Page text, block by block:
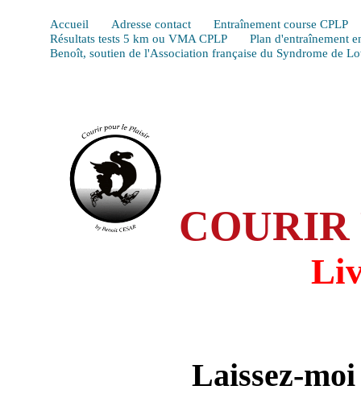
Accueil Adresse contact
Entraînement course CPLP
Résultats tests 5 km ou VMA CPLP
Plan d'entraînement
Benoît, soutien de l'Association française du Syndrome de
Laissez-